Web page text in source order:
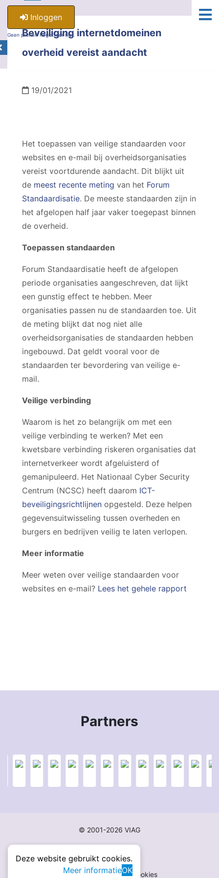
Deze website gebruikt cookies.
Meer informatieOK
Inloggen
Geen profiel? Registreer hier.
Beveiliging internetdomeinen
overheid vereist aandacht
19/01/2021
Het toepassen van veilige standaarden voor
websites en e-mail bij overheidsorganisaties
vereist voortdurende aandacht. Dit blijkt uit
de meest recente meting van het Forum
Standaardisatie. De meeste standaarden zijn in
het afgelopen half jaar vaker toegepast binnen
de overheid.
Toepassen standaarden
Forum Standaardisatie heeft de afgelopen
periode organisaties aangeschreven, dat lijkt
een gunstig effect te hebben. Meer
organisaties passen nu de standaarden toe. Uit
de meting blijkt dat nog niet alle
overheidsorganisaties de standaarden hebben
ingebouwd. Dat geldt vooral voor de
standaarden ter bevordering van veilige e-
mail.
Veilige verbinding
Waarom is het zo belangrijk om met een
veilige verbinding te werken? Met een
kwetsbare verbinding riskeren organisaties dat
internetverkeer wordt afgeluisterd of
gemanipuleerd. Het Nationaal Cyber Security
Centrum (NCSC) heeft daarom ICT-
beveiligingsrichtlijnen opgesteld. Deze helpen
gegevensuitwisseling tussen overheden en
burgers en bedrijven veilig te laten verlopen.
Meer informatie
Meer weten over veilige standaarden voor
websites en e-mail? Lees het gehele rapport
Partners
© 2001-2026 VIAG
Disclaimer Privacy Cookies